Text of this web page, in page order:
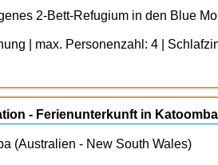
2-Bett-Refugium in den Blue
| max. Personenzahl: 4 |
- Ferienunterkunft in
(Australien - New South Wales)